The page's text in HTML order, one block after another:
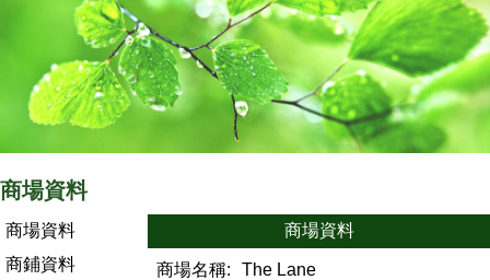
商場資料
商場資料
商鋪資料
商場資料
商場名稱:
The Lane